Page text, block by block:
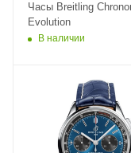
Часы Breitling
Evolution
В наличии